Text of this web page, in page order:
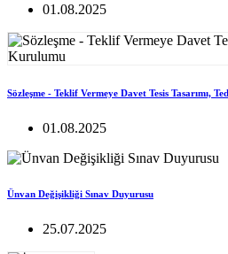
01.08.2025
Sözleşme - Teklif Vermeye Davet Tesis Tasarımı,
01.08.2025
Ünvan Değişikliği Sınav Duyurusu
25.07.2025